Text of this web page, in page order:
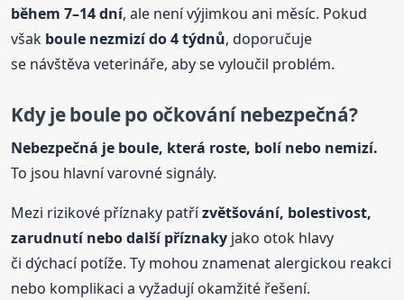
během 7–14 dní, ale není výjimkou ani měsíc. Pokud
však boule nezmizí do 4 týdnů, doporučuje
se návštěva veterináře, aby se vyloučil problém.
Kdy jeboulepo očkování nebezpečná?
Nebezpečná je boule, která roste, bolí nebo nemizí.
To jsou hlavní varovné signály.
Mezi rizikové příznaky patřízvětšování, bolestivost,
zarudnutí nebo další příznaky jako otok hlavy
či dýchací potíže. Ty mohou znamenat alergickou reakci
nebo komplikaci a vyžadují okamžité řešení.